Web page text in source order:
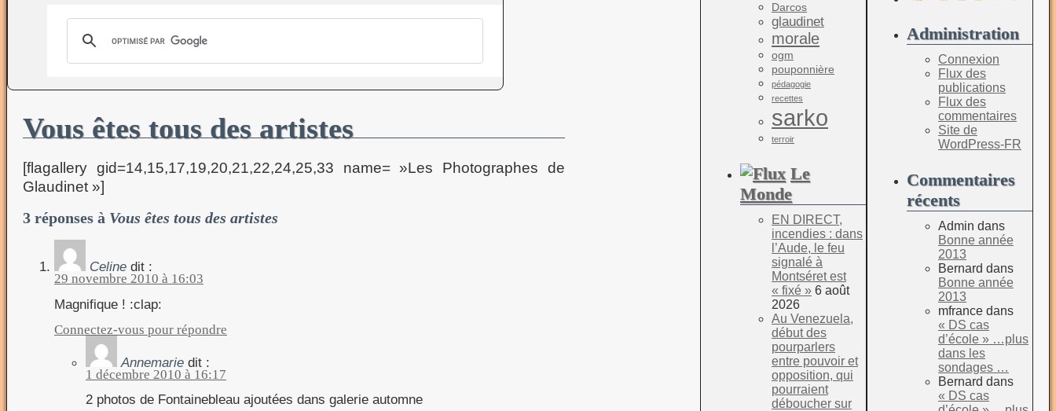
Vous êtes tous des artistes
[flagallery gid=14,15,17,19,20,21,22,24,25,33 name= »Les Photographes de
Glaudinet »]
3 réponses à Vous êtes tous des artistes
Celine dit :
29 novembre 2010 à 16:03
Magnifique ! :clap:
Connectez-vous pour répondre
Annemarie dit :
1 décembre 2010 à 16:17
2 photos de Fontainebleau ajoutées dans galerie automne
Administration
Connexion
Flux des
publications
Flux des
commentaires
Site de
WordPress-FR
Commentaires
récents
Admin dans
Bonne année
2013
Bernard dans
Bonne année
2013
mfrance dans
« DS cas
d’école » …plus
dans les
sondages …
Bernard dans
« DS cas
Darcos
glaudinet
morale
ogm
pouponnière
pédagogie
recettes
sarko
terroir
Le
Monde
EN DIRECT,
incendies : dans
l’Aude, le feu
signalé à
Montséret est
« fixé » 6 août
2026
Au Venezuela,
début des
pourparlers
entre pouvoir et
opposition, qui
pourraient
déboucher sur